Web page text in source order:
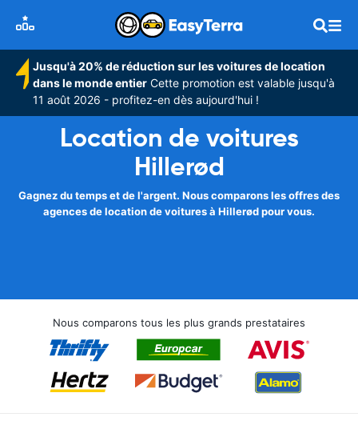
Jusqu'à 20% de réduction sur les voitures de location
dans le monde entier Cette promotion est valable jusqu'à
11 août 2026 - profitez-en dès aujourd'hui !
Location de voitures
Hillerød
Gagnez du temps et de l'argent. Nous comparons les offres des
agences de location de voitures à Hillerød pour vous.
Nous comparons tous les plus grands prestataires